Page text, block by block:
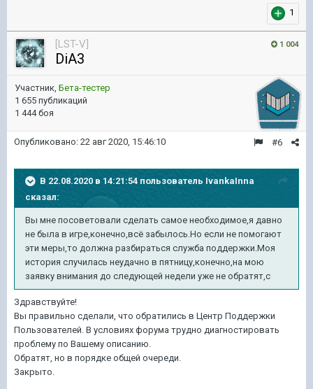
1
1 004
[LST-V]
DiA3
Участник, Бета-тестер
1 655 публикаций
1 444 боя
#6
Опубликовано: 22 авг 2020, 15:46:10
В 22.08.2020 в 14:21:54 пользователь IvankaInna
сказал:
Вы мне посоветовали сделать самое необходимое,я давно
не была в игре,конечно,всё забылось.Но если не помогают
эти меры,то должна разбираться служба поддержки.Моя
история случилась неудачно в пятницу,конечно,на мою
заявку внимания до следующей недели уже не обратят,с
Здравствуйте!
Вы правильно сделали, что обратились в Центр Поддержки
Пользователей. В условиях форума трудно диагностировать
проблему по Вашему описанию.
Обратят, но в порядке общей очереди.
Закрыто.